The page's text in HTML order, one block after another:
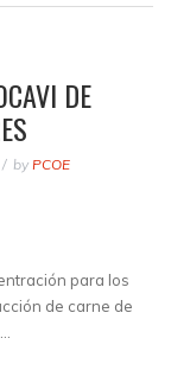
DE
by PCOE
para los
de carne de